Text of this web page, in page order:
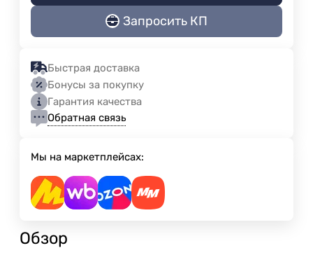
Запросить КП
Быстрая доставка
Бонусы за покупку
Гарантия качества
Обратная связь
Мы на маркетплейсах:
Обзор